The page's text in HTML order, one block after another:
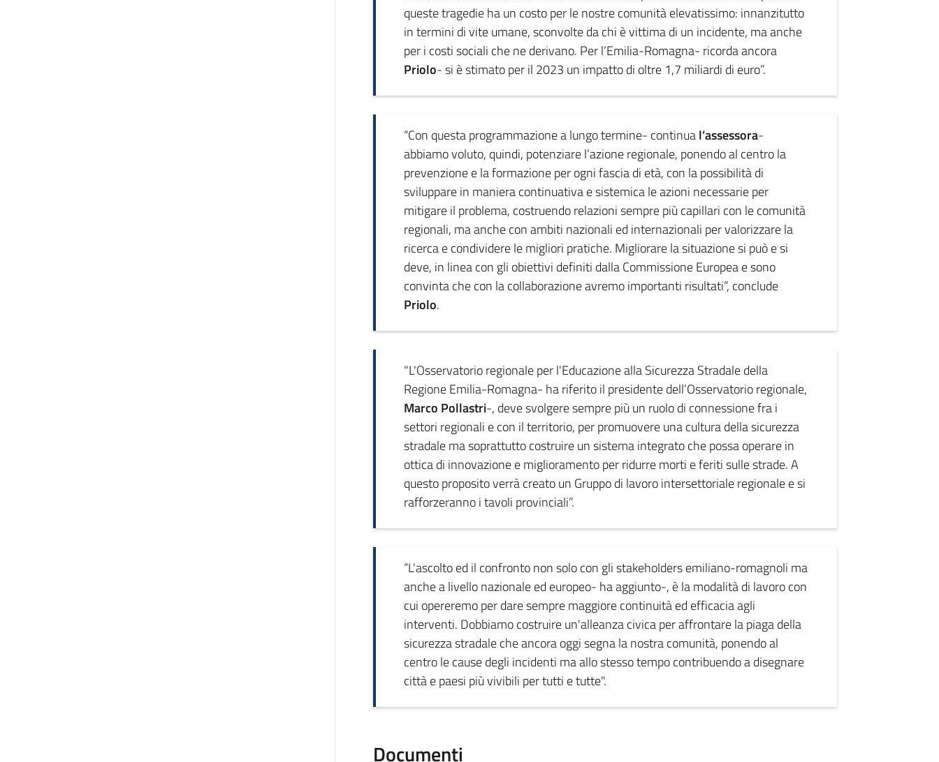
queste tragedie ha un costo per le nostre comunità elevatissimo: innanzitutto
in termini di vite umane, sconvolte da chi è vittima di un incidente, ma anche
per i costi sociali che ne derivano. Per l’Emilia-Romagna- ricorda ancora
Priolo- si è stimato per il 2023 un impatto di oltre 1,7 miliardi di euro”.
“Con questa programmazione a lungo termine- continual’assessora-
abbiamo voluto, quindi, potenziare l’azione regionale, ponendo al centro la
prevenzione e la formazione per ogni fascia di età, con la possibilità di
sviluppare in maniera continuativa e sistemica le azioni necessarie per
mitigare il problema, costruendo relazioni sempre più capillari con le comunità
regionali, ma anche con ambiti nazionali ed internazionali per valorizzare la
ricerca e condividere le migliori pratiche. Migliorare la situazione si può e si
deve, in linea con gli obiettivi definiti dalla Commissione Europea e sono
convinta che con la collaborazione avremo importanti risultati”, conclude
Priolo.
"L'Osservatorio regionale per l'Educazione alla Sicurezza Stradale della
Regione Emilia-Romagna- ha riferito il presidente dell’Osservatorio regionale,
Marco Pollastri-, deve svolgere sempre più un ruolo di connessione fra i
settori regionali e con il territorio, per promuovere una cultura della sicurezza
stradale ma soprattutto costruire un sistema integrato che possa operare in
ottica di innovazione e miglioramento per ridurre morti e feriti sulle strade. A
questo proposito verrà creato un Gruppo di lavoro intersettoriale regionale e si
rafforzeranno i tavoli provinciali”.
“L'ascolto ed il confronto non solo con gli stakeholders emiliano-romagnoli ma
anche a livello nazionale ed europeo- ha aggiunto-, è la modalità di lavoro con
cui opereremo per dare sempre maggiore continuità ed efficacia agli
interventi. Dobbiamo costruire un'alleanza civica per affrontare la piaga della
sicurezza stradale che ancora oggi segna la nostra comunità, ponendo al
centro le cause degli incidenti ma allo stesso tempo contribuendo a disegnare
città e paesi più vivibili per tutti e tutte".
Documenti